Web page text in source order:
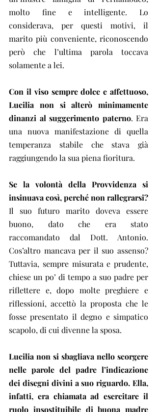
molto fine e intelligente. Lo
considerava, per questi motivi, il
marito più conveniente, riconoscendo
però che l’ultima parola toccava
solamente a lei.
Con il viso sempre dolce e affettuoso,
Lucilia non si alterò minimamente
dinanzi al suggerimento paterno. Era
una nuova manifestazione di quella
temperanza stabile che stava già
raggiungendo la sua piena fioritura.
Se la volontà della Provvidenza si
insinuava così, perché non rallegrarsi?
Il suo futuro marito doveva essere
buono, dato che era stato
raccomandato dal Dott. Antonio.
Cos’altro mancava per il suo assenso?
Tuttavia, sempre misurata e prudente,
chiese un po’ di tempo a suo padre per
riflettere e, dopo molte preghiere e
riflessioni, accettò la proposta che le
fosse presentato il degno e simpatico
scapolo, di cui divenne la sposa.
Lucilia non si sbagliava nello scorgere
nelle parole del padre l’indicazione
dei disegni divini a suo riguardo. Ella,
infatti, era chiamata ad esercitare il
ruolo insostituibile di buona madre